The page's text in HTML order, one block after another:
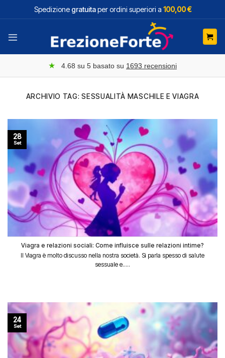
Spedizione gratuitaper ordini superiori a 100,00 €
★ 4.68 su 5 basato su 1693 recensioni
ARCHIVIO TAG:SESSUALITÀ MASCHILE E VIAGRA
Viagra e relazioni sociali: Come influisce sulle relazioni intime?
Il Viagra è molto discusso nella nostra società. Si parla spesso di salute
sessuale e.....
28
Set
24
Set